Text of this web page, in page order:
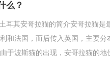
么？
耳其安哥拉猫的简介安哥拉猫是
和法国，而后传入英国，主要
于波斯猫的出现，安哥拉猫的地